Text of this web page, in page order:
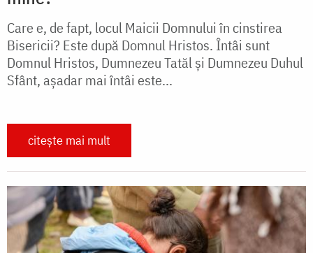
Care e, de fapt, locul Maicii Domnului în cinstirea
Bisericii? Este după Domnul Hristos. Întâi sunt
Domnul Hristos, Dumnezeu Tatăl și Dumnezeu Duhul
Sfânt, așadar mai întâi este...
citește mai mult